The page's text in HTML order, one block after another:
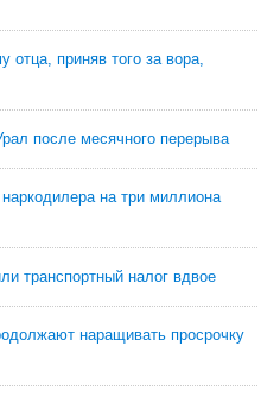
приняв того за вора,
после месячного перерыва
на три миллиона
транспортный налог вдвое
наращивать просрочку